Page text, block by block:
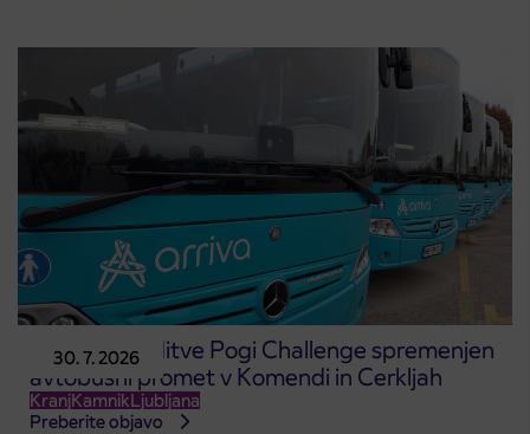
30. 7. 2026
Zaradi prireditve Pogi Challenge spremenjen
avtobusni promet v Komendi in Cerkljah
KranjKamnikLjubljana
Preberite objavo